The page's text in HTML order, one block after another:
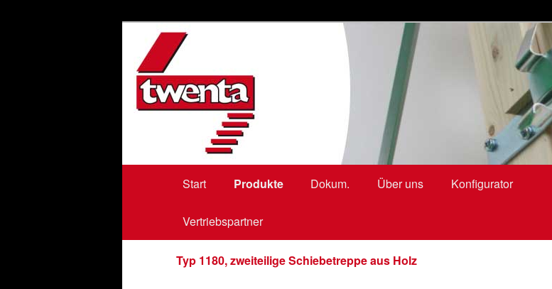
Twenta BV
bodentreppen, loftladders, vlieringtrappen, zoldertrappen, kniestocktüren
Zum
primären
Inhalt
Zum
sekundären
Inhalt
Start Produkte Dokum. Über uns Konfigurator
Vertriebspartner
Typ 1180, zweiteilige Schiebetreppe aus Holz